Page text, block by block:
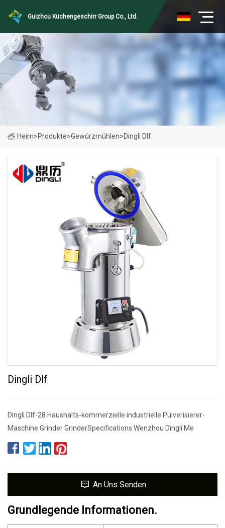
Guizhou Küchengeschirr Group Co., Ltd.
Heim>Produkte>Gewürzmühlen>Dingli Dlf
Dingli Dlf
Dingli Dlf-28 Haushalts-kommerzielle industrielle Pulverisierer-
Maschine Grinder GrinderSpecifications Wenzhou Dingli Me
An Uns Senden
Grundlegende Informationen.